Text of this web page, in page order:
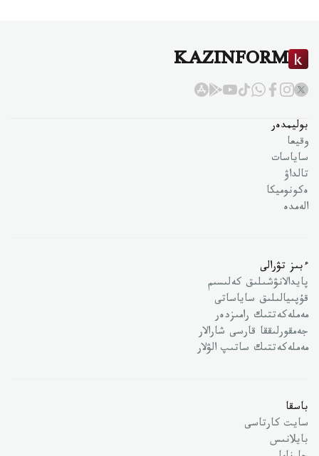
KAZINFORM
بوليمدەر
وقيعا
ساياسات
تالداۋ
ەكونوميكا
الەمدە
ءبىز تۋرالى
پايدالانۋشىلىق كەلىسىم
قۇپىيالىلىق ساياساتى
مەملەكەتتىك رامىزدەر
جەمقورلىققا قارسى شارالار
مەملەكەتتىك ساتىپ الۋلار
باسقا
سايت كارتاسى
بايلانىس